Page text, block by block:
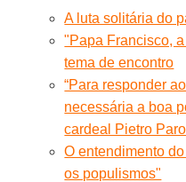
A luta solitária do
"Papa Francisco,
tema de encontro
“Para responder
necessária a boa
cardeal Pietro
O entendimento
os populismos"